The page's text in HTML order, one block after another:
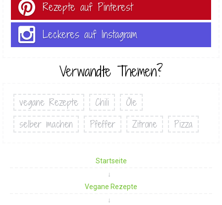
Rezepte auf Pinterest
Leckeres auf Instagram
Verwandte Themen?
vegane Rezepte Chili
Öle
selber machen
Pfeffer Zitrone Pizza
Startseite
Vegane Rezepte